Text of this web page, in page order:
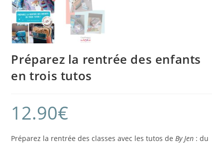
Préparez la rentrée des enfants
en trois tutos
12.90€
Préparez la rentrée des classes avec les tutos deBy Jen : du